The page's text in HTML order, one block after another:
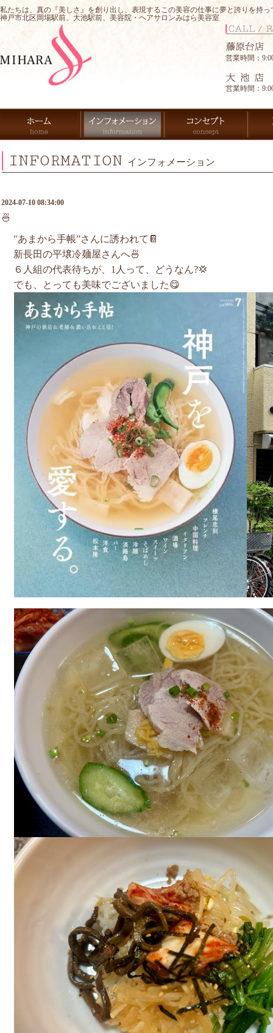
私たちは、真の『美しさ』を創り出し、表現するこの美容の仕事に夢と誇りを持
神戸市北区岡場駅前、大池駅前、美容院・ヘアサロンみはら美容室
営業時間：
営業時間：
INFORMATION インフォメーション
2024-07-10 08:34:00
🍜
"あまから手帳”さんに誘われて📔
新長田の平壌冷麺屋さんへ🍜
６人組の代表待ちが、1人って、どうなん?💢
でも、とっても美味でございました😋